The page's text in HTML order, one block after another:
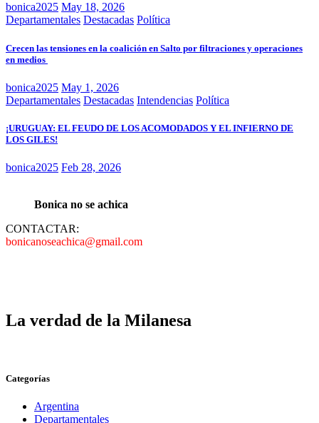
bonica2025 May 18, 2026
Departamentales Destacadas Política
Crecen las tensiones en la coalición en Salto por filtraciones y operaciones
en medios
bonica2025 May 1, 2026
Departamentales Destacadas Intendencias Política
¡URUGUAY: EL FEUDO DE LOS ACOMODADOS Y EL INFIERNO DE
LOS GILES!
bonica2025 Feb 28, 2026
Bonica no se achica
CONTACTAR:
bonicanoseachica@gmail.com
La verdad de la Milanesa
Categorías
Argentina
Departamentales